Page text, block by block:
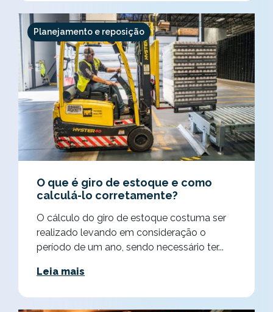
Planejamento e reposição
O que é giro de estoque e como
calculá-lo corretamente?
O cálculo do giro de estoque costuma ser
realizado levando em consideração o
período de um ano, sendo necessário ter...
Leia mais